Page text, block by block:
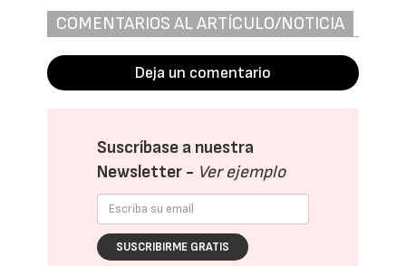
COMENTARIOS AL ARTÍCULO/NOTICIA
Deja un comentario
Suscríbase a nuestra
Newsletter - Ver ejemplo
SUSCRIBIRME GRATIS